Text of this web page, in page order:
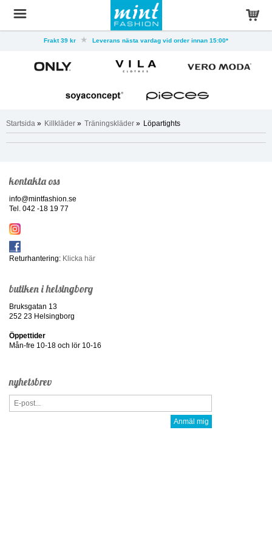
Frakt 39 kr Leverans nästa vardag vid order innan 15:00*
Startsida » Killkläder » Träningskläder » Löpartights
kontakta oss
info@mintfashion.se
Tel. 042 -18 19 77
Returhantering: Klicka här
butiken i helsingborg
Bruksgatan 13
252 23 Helsingborg
Öppettider
Mån-fre 10-18 och lör 10-16
nyhetsbrev
Anmäl mig